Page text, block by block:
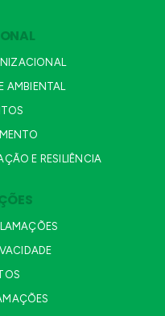
AMBIENTAL
E RESILIÊNCIA